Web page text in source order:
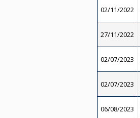
02/11/2022
27/11/2022
02/07/2023
02/07/2023
06/08/2023